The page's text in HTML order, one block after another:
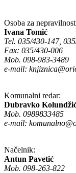
Osoba za
Ivana Tomić
Tel. 035/430-147,
Fax: 035/430-006
Mob. 098-983-3489
e-mail:
Komunalni redar:
Dubravko
Mob. 0989833485
e-mail:
Načelnik:
Antun Pavetić
Mob. 098-263-822